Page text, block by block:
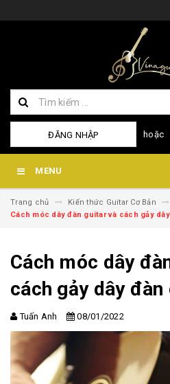
ĐĂNG NHẬP hoặc
MENU
Trang chủ
Kiến thức Guitar Cơ Bản
Cách móc dây đàn guitar và cách gảy
Cách móc dây
cách gảy dây
Tuấn Anh 08/01/2022